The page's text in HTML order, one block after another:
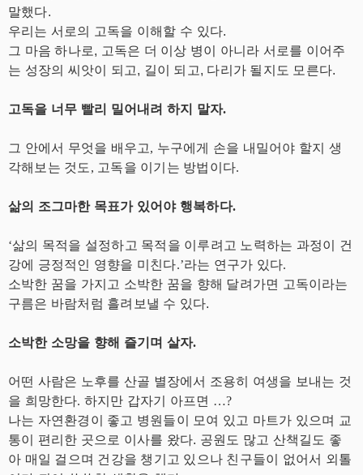
말했다.
우리는 서로의 고독을 이해할 수 있다.
그 마음 하나로, 고독은 더 이상 병이 아니라 서로를 이어주
는 성장의 씨앗이 되고, 길이 되고, 다리가 될지도 모른다.
고독을 너무 빨리 밀어내려 하지 말자.
그 안에서 무엇을 배우고, 누구에게 손을 내밀어야 할지 생
각해보는 것도, 고독을 이기는 방법이다.
삶의 조그마한 목표가 있어야 행복하다.
‘삶의 목적을 설정하고 목적을 이루려고 노력하는 과정이 건
강에 긍정적인 영향을 미친다.’라는 연구가 있다.
소박한 꿈을 가지고 소박한 꿈을 향해 달려가면 고독이라는
구름은 바람처럼 흘려보낼 수 있다.
소박한 소망을 향해 즐기며 살자.
어떤 사람은 노후를 산골 별장에서 조용히 여생을 보내는 것
을 희망한다. 하지만 갑자기 아프면 …?
나는 자연환경이 좋고 병원들이 모여 있고 마트가 있으며 교
통이 편리한 곳으로 이사를 왔다. 공원도 많고 산책길도 좋
아 매일 걸으며 건강을 챙기고 있으나 친구들이 없어서 외톨